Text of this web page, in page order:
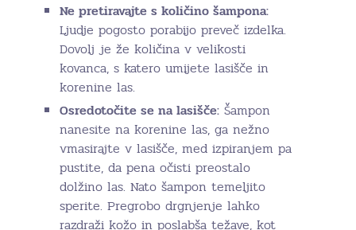
Ne pretiravajte s količino šampona:
Ljudje pogosto porabijo preveč izdelka.
Dovolj je že količina v velikosti
kovanca, s katero umijete lasišče in
korenine las.
Osredotočite se na lasišče: Šampon
nanesite na korenine las, ga nežno
vmasirajte v lasišče, med izpiranjem pa
pustite, da pena očisti preostalo
dolžino las. Nato šampon temeljito
sperite. Pregrobo drgnjenje lahko
razdraži kožo in poslabša težave, kot